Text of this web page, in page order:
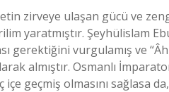
zirveye ulaşan gücü ve
yaratmıştır. Şeyhülislam
gerektiğini vurgulamış ve
almıştır. Osmanlı
geçmiş olmasını sağlasa